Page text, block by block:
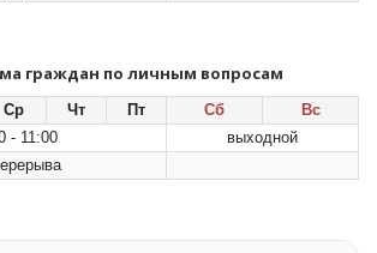
граждан по личным вопросам
Ср Чт Пт Сб
Вс
- 11:00
выходной